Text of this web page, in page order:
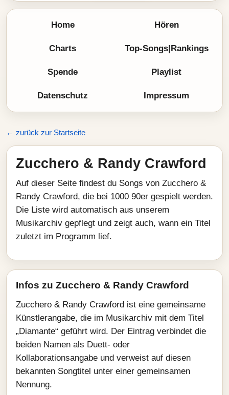
Home Hören
Charts Top-Songs|Rankings
Spende Playlist
Datenschutz Impressum
← zurück zur Startseite
Zucchero & Randy Crawford
Auf dieser Seite findest du Songs von Zucchero &
Randy Crawford, die bei 1000 90er gespielt werden.
Die Liste wird automatisch aus unserem
Musikarchiv gepflegt und zeigt auch, wann ein Titel
zuletzt im Programm lief.
Infos zu Zucchero & Randy Crawford
Zucchero & Randy Crawford ist eine gemeinsame
Künstlerangabe, die im Musikarchiv mit dem Titel
„Diamante“ geführt wird. Der Eintrag verbindet die
beiden Namen als Duett- oder
Kollaborationsangabe und verweist auf diesen
bekannten Songtitel unter einer gemeinsamen
Nennung.